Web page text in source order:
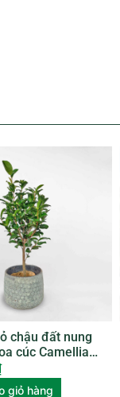
chậu đất nung
cúc Camellia
giỏ hàng